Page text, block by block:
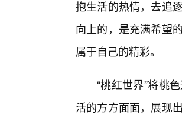
抱生活的热情，去追
向上的，是充满希望
属于自己的精彩。
“桃红世界”将桃
活的方方面面，展现